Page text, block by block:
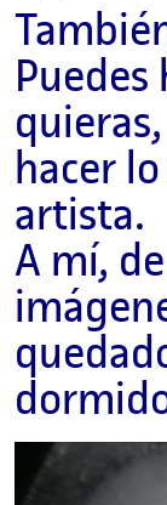
Puedes
hacer
artista.
A mí,